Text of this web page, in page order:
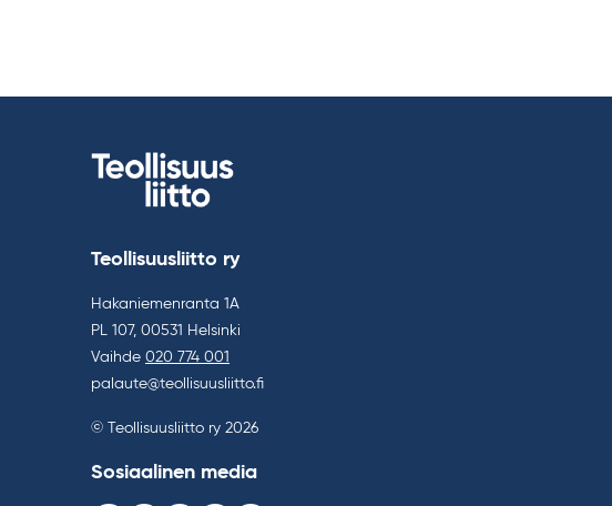
Teollisuusliitto ry
Hakaniemenranta 1A
PL 107, 00531 Helsinki
Vaihde 020 774 001
palaute@teollisuusliitto.fi
© Teollisuusliitto ry 2026
Sosiaalinen media